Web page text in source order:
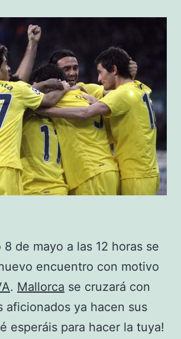
de mayo a las 12 horas se
encuentro con motivo
. Mallorca se cruzará con
aficionados ya hacen sus
esperáis para hacer la tuya!